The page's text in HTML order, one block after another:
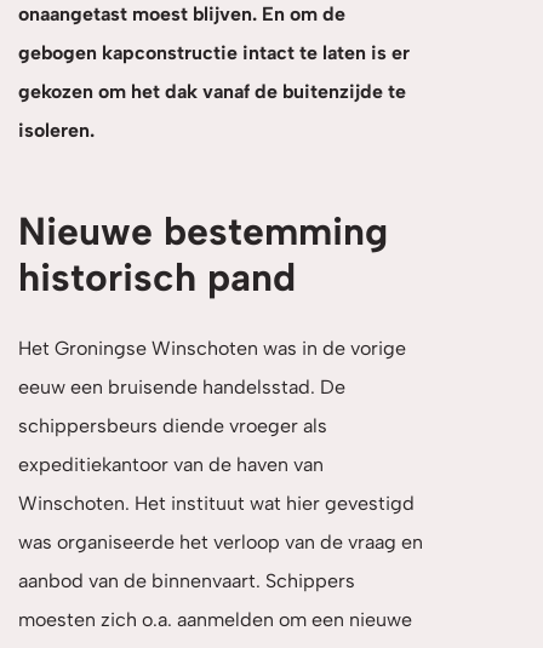
onaangetast moest blijven. En om de
gebogen kapconstructie intact te laten is er
gekozen om het dak vanaf de buitenzijde te
isoleren.
Nieuwe bestemming
historisch pand
Het Groningse Winschoten was in de vorige
eeuw een bruisende handelsstad. De
schippersbeurs diende vroeger als
expeditiekantoor van de haven van
Winschoten. Het instituut wat hier gevestigd
was organiseerde het verloop van de vraag en
aanbod van de binnenvaart. Schippers
moesten zich o.a. aanmelden om een nieuwe